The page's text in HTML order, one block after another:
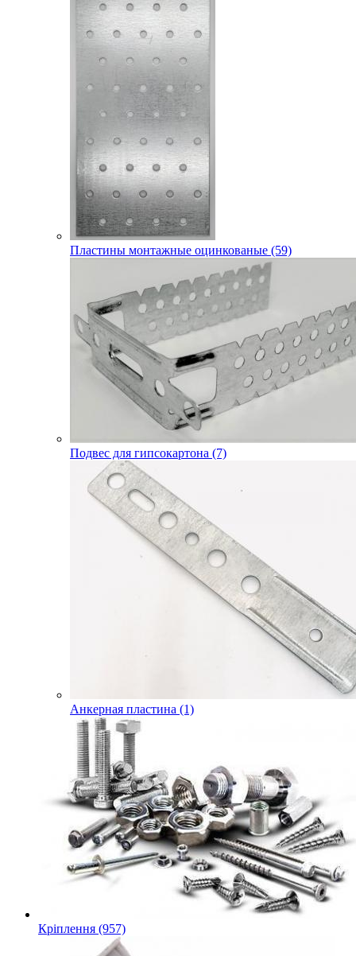
Пластины монтажные оцинкованые (59)
Подвес для гипсокартона (7)
Анкерная пластина (1)
Кріплення (957)